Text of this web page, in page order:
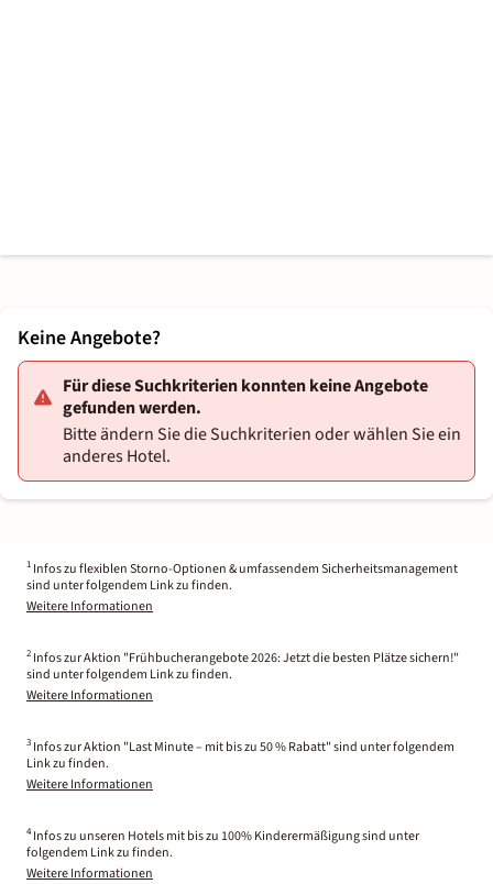
Keine Angebote?
Für diese Suchkriterien konnten keine Angebote
gefunden werden.
Bitte ändern Sie die Suchkriterien oder wählen Sie ein
anderes Hotel.
1 Infos zu flexiblen Storno-Optionen & umfassendem Sicherheitsmanagement
sind unter folgendem Link zu finden.
Weitere Informationen
2 Infos zur Aktion "Frühbucherangebote 2026: Jetzt die besten Plätze sichern!"
sind unter folgendem Link zu finden.
Weitere Informationen
3 Infos zur Aktion "Last Minute – mit bis zu 50 % Rabatt" sind unter folgendem
Link zu finden.
Weitere Informationen
4 Infos zu unseren Hotels mit bis zu 100% Kinderermäßigung sind unter
folgendem Link zu finden.
Weitere Informationen